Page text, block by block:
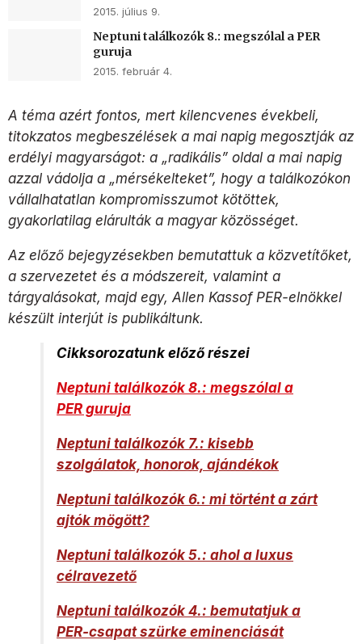
2015. július 9.
Neptuni találkozók 8.: megszólal a PER
guruja
2015. február 4.
A téma azért fontos, mert kilencvenes évekbeli,
titokzatos megbeszélések a mai napig megosztják az
erdélyi magyarságot: a „radikális” oldal a mai napig
azzal vádolja a „mérsékelteket”, hogy a találkozókon
vállalhatatlan kompromisszumot kötöttek,
gyakorlatilag elárulták a magyar közösséget.
Az előző bejegyzésekben bemutattuk a közvetítőket,
a szervezetet és a módszereit, valamint a
tárgyalásokat, majd egy, Allen Kassof PER-elnökkel
készült interjút is publikáltunk.
Cikksorozatunk előző részei
Neptuni találkozók 8.: megszólal a
PER guruja
Neptuni találkozók 7.: kisebb
szolgálatok, honorok, ajándékok
Neptuni találkozók 6.: mi történt a zárt
ajtók mögött?
Neptuni találkozók 5.: ahol a luxus
célravezető
Neptuni találkozók 4.: bemutatjuk a
PER-csapat szürke eminenciását